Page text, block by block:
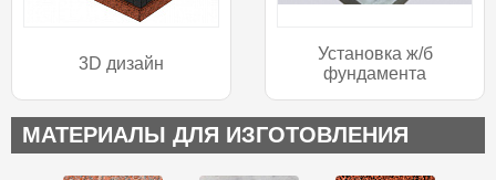
3D дизайн
Установка ж/б
фундамента
МАТЕРИАЛЫ ДЛЯ ИЗГОТОВЛЕНИЯ